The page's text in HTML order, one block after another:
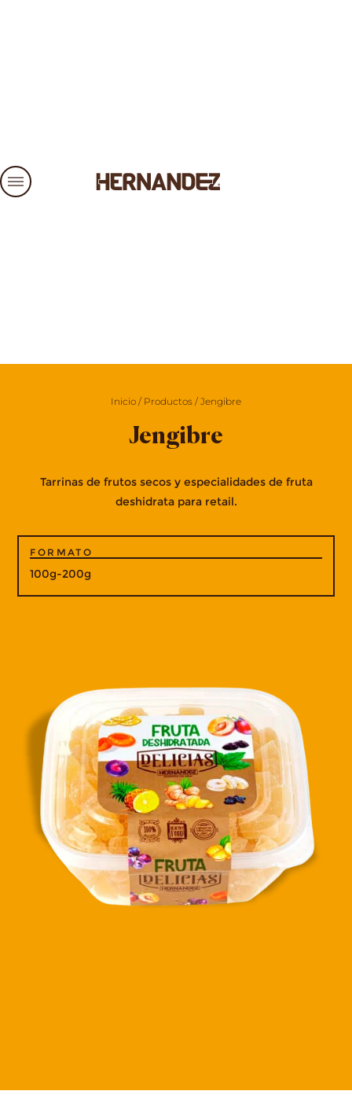
Inicio / Productos / Jengibre
Jengibre
Tarrinas de frutos secos y especialidades de fruta
deshidrata para retail.
FORMATO
100g-200g